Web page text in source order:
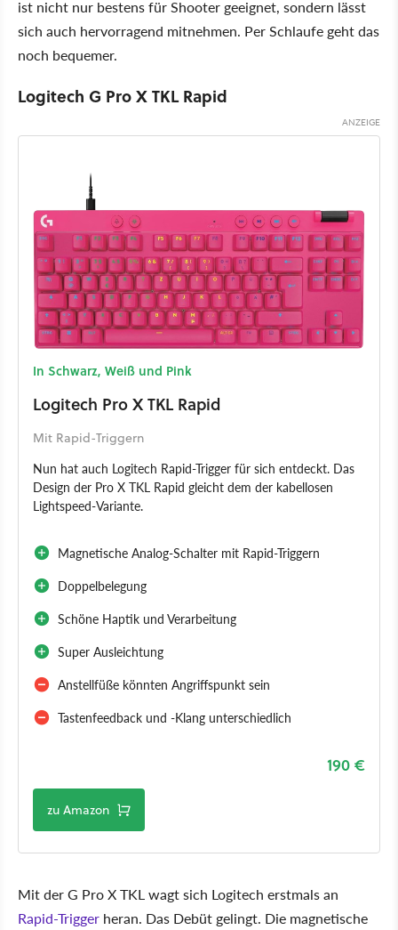
ist nicht nur bestens für Shooter geeignet, sondern lässt
sich auch hervorragend mitnehmen. Per Schlaufe geht das
noch bequemer.
Logitech G Pro X TKL Rapid
In Schwarz, Weiß und Pink
Logitech Pro X TKL Rapid
Mit Rapid-Triggern
Nun hat auch Logitech Rapid-Trigger für sich entdeckt. Das
Design der Pro X TKL Rapid gleicht dem der kabellosen
Lightspeed-Variante.
Magnetische Analog-Schalter mit Rapid-Triggern
Doppelbelegung
Schöne Haptik und Verarbeitung
Super Ausleichtung
Anstellfüße könnten Angriffspunkt sein
Tastenfeedback und -Klang unterschiedlich
190 €
zu Amazon
Mit der G Pro X TKL wagt sich Logitech erstmals an
Rapid-Trigger heran. Das Debüt gelingt. Die magnetische